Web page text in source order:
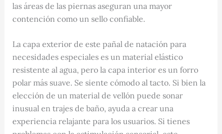
las áreas de las piernas aseguran una mayor
contención como un sello confiable.
La capa exterior de este pañal de natación para
necesidades especiales es un material elástico
resistente al agua, pero la capa interior es un forro
polar más suave. Se siente cómodo al tacto. Si bien la
elección de un material de vellón puede sonar
inusual en trajes de baño, ayuda a crear una
experiencia relajante para los usuarios. Si tienes